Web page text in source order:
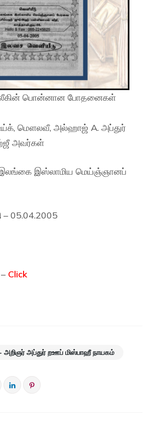
பொன்னான போதனைகள்
மௌலவீ, அல்ஹாஜ் A. அப்துர்
அவர்கள்
இஸ்லாமிய மெய்ஞ்ஞானப்
– 05.04.2005
– Click
அறிஞர் அப்துர் றஊப் மிஸ்பாஹீ நாயகம்